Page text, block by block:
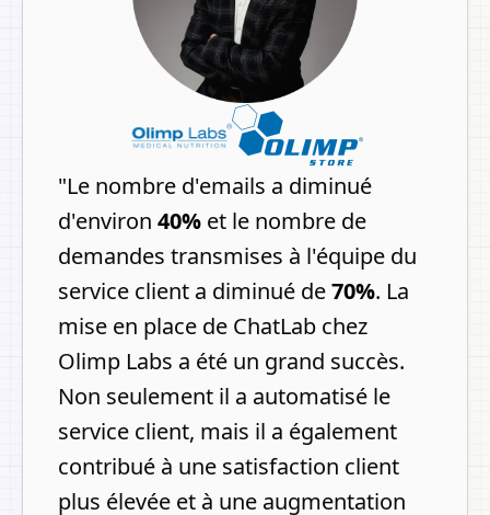
"Le nombre d'emails a diminué
d'environ 40% et le nombre de
demandes transmises à l'équipe du
service client a diminué de70%. La
mise en place de ChatLab chez
Olimp Labs a été un grand succès.
Non seulement il a automatisé le
service client, mais il a également
contribué à une satisfaction client
plus élevée et à une augmentation